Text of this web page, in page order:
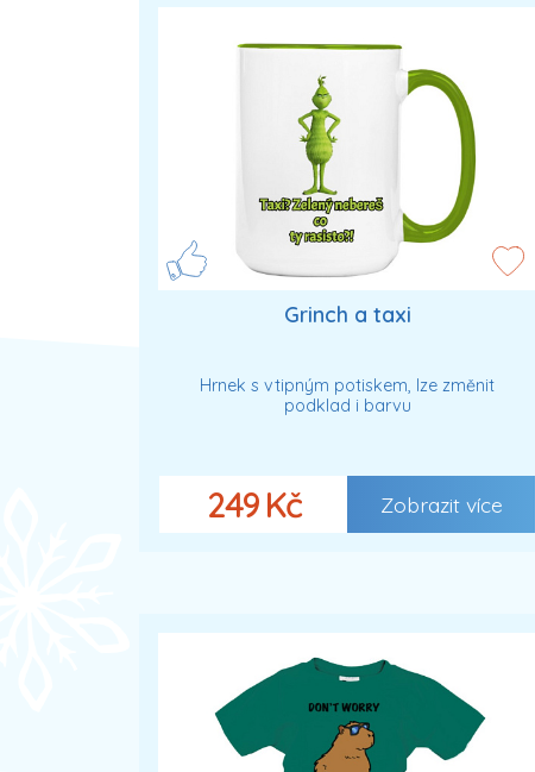
Grinch a taxi
Hrnek s vtipným potiskem, lze změnit
podklad i barvu
249 Kč Zobrazit více